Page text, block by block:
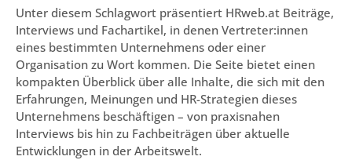
Unter diesem Schlagwort präsentiert HRweb.at Beiträge,
Interviews und Fachartikel, in denen Vertreter:innen
eines bestimmten Unternehmens oder einer
Organisation zu Wort kommen. Die Seite bietet einen
kompakten Überblick über alle Inhalte, die sich mit den
Erfahrungen, Meinungen und HR-Strategien dieses
Unternehmens beschäftigen – von praxisnahen
Interviews bis hin zu Fachbeiträgen über aktuelle
Entwicklungen in der Arbeitswelt.